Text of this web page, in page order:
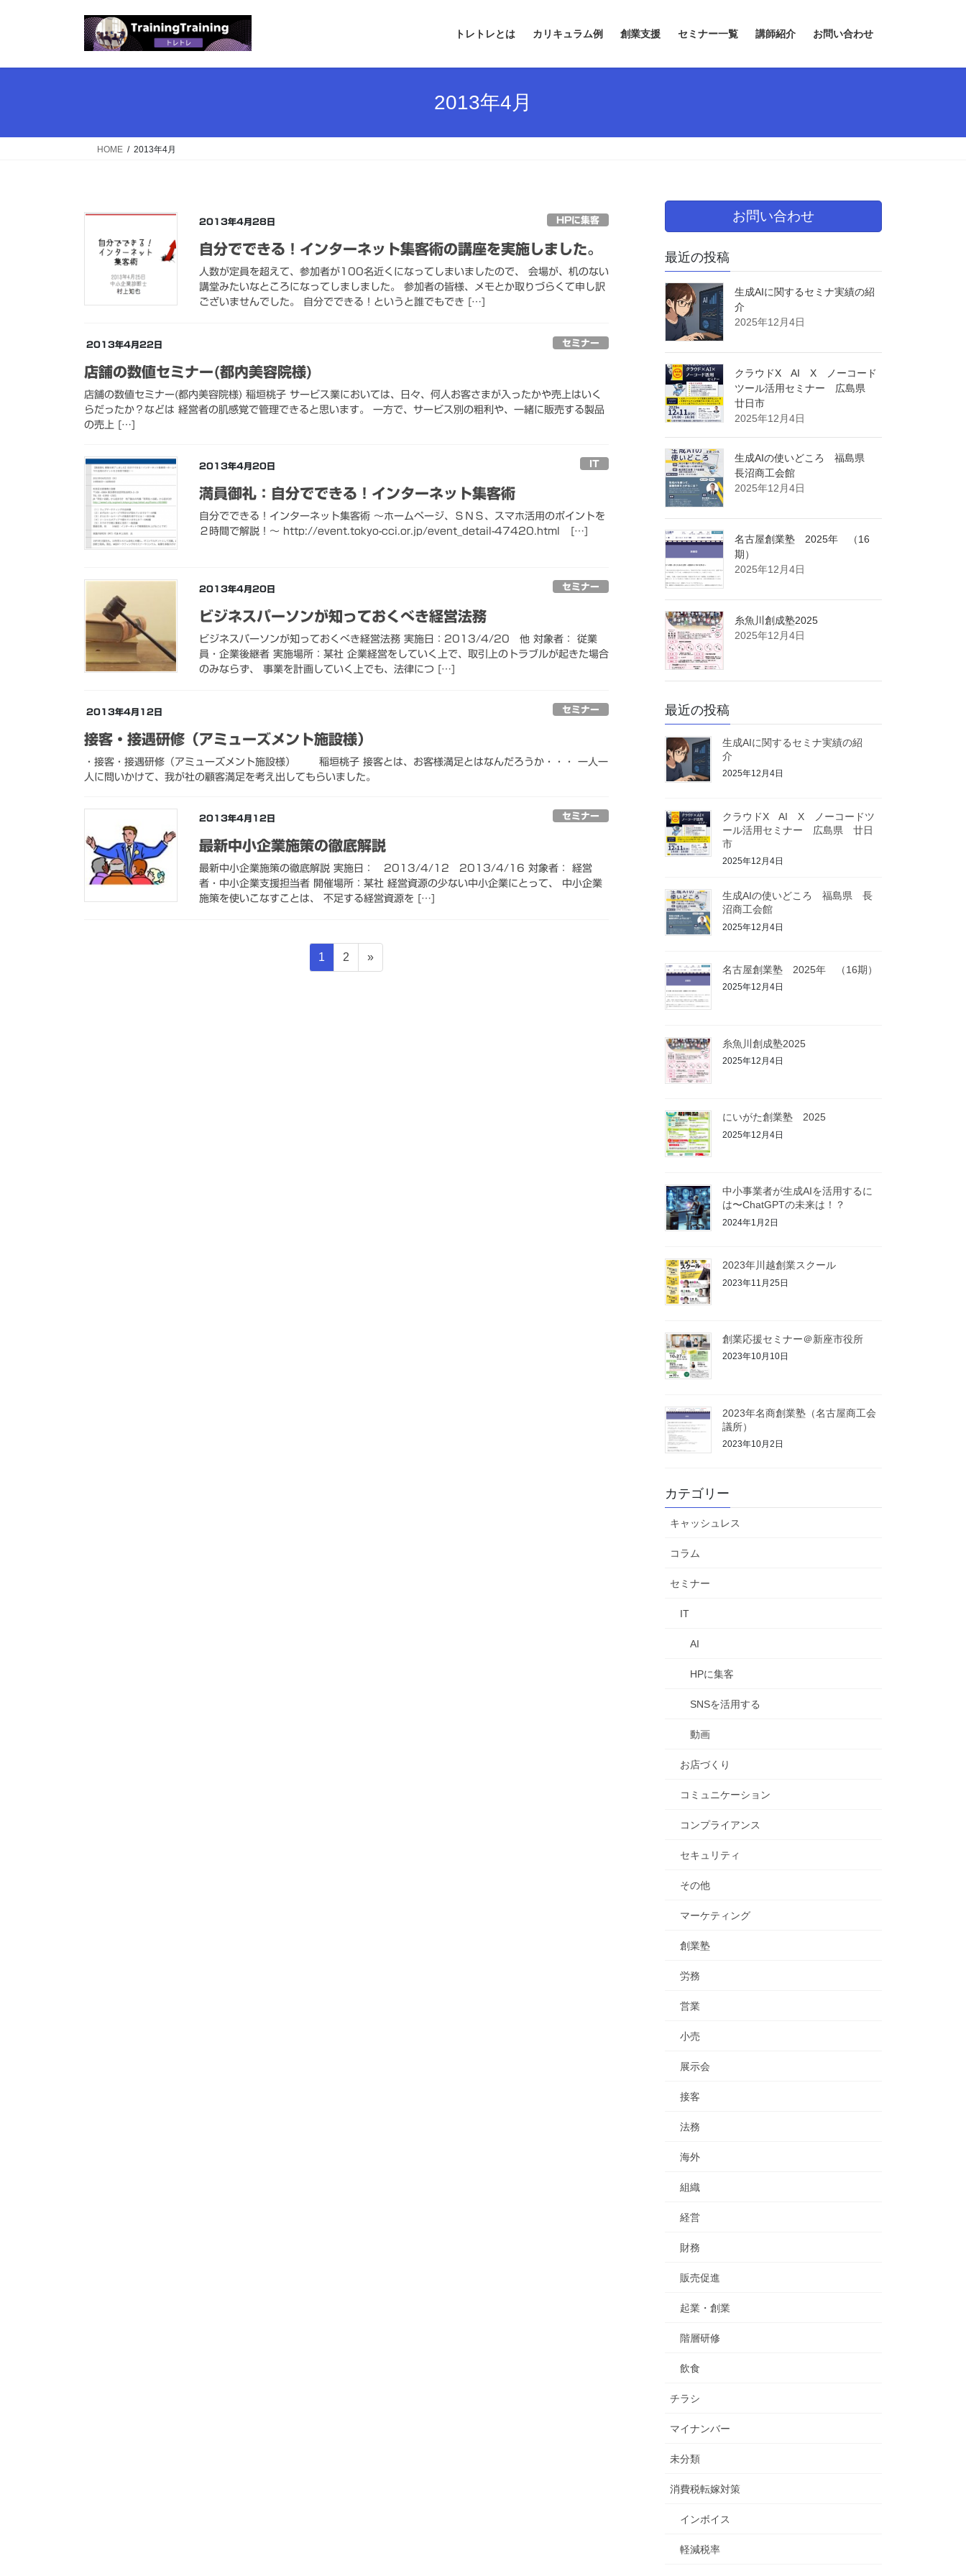
トレトレとは カリキュラム例 創業支援 セミナー一覧 講師紹介 お問い合わせ
2013年4月
HOME 2013年4月
2013年4月28日 HPに集客
自分でできる！インターネット集客術の講座を実施しました。
人数が定員を超えて、参加者が100名近くになってしまいましたので、 会場が、机のない
講堂みたいなところになってしましました。 参加者の皆様、メモとか取りづらくて申し訳
ございませんでした。 自分でできる！というと誰でもでき […]
2013年4月22日 セミナー
店舗の数値セミナー(都内美容院様)
店舗の数値セミナー(都内美容院様) 稲垣桃子 サービス業においては、日々、何人お客さまが入ったかや売上はいく
らだったか？などは 経営者の肌感覚で管理できると思います。 一方で、サービス別の粗利や、一緒に販売する製品
の売上 […]
2013年4月20日 IT
満員御礼：自分でできる！インターネット集客術
自分でできる！インターネット集客術 ～ホームページ、ＳＮＳ、スマホ活用のポイントを
２時間で解説！～ http://event.tokyo-cci.or.jp/event_detail-47420.html […]
2013年4月20日 セミナー
ビジネスパーソンが知っておくべき経営法務
ビジネスパーソンが知っておくべき経営法務 実施日：2013/4/20 他 対象者： 従業
員・企業後継者 実施場所：某社 企業経営をしていく上で、取引上のトラブルが起きた場合
のみならず、 事業を計画していく上でも、法律につ […]
2013年4月12日 セミナー
接客・接遇研修（アミューズメント施設様）
・接客・接遇研修（アミューズメント施設様） 稲垣桃子 接客とは、お客様満足とはなんだろうか・・・ 一人一
人に問いかけて、我が社の顧客満足を考え出してもらいました。
2013年4月12日 セミナー
最新中小企業施策の徹底解説
最新中小企業施策の徹底解説 実施日： 2013/4/12 2013/4/16 対象者： 経営
者・中小企業支援担当者 開催場所：某社 経営資源の少ない中小企業にとって、 中小企業
施策を使いこなすことは、 不足する経営資源を […]
固
定
1
固
定
2 »
お問い合わせ
最近の投稿
生成AIに関するセミナ実績の紹
介
2025年12月4日
クラウドX AI X ノーコード
ツール活用セミナー 広島県
廿日市
2025年12月4日
生成AIの使いどころ 福島県
長沼商工会館
2025年12月4日
名古屋創業塾 2025年 （16
期）
2025年12月4日
糸魚川創成塾2025
2025年12月4日
最近の投稿
生成AIに関するセミナ実績の紹
介
2025年12月4日
クラウドX AI X ノーコードツ
ール活用セミナー 広島県 廿日
市
2025年12月4日
生成AIの使いどころ 福島県 長
沼商工会館
2025年12月4日
名古屋創業塾 2025年 （16期）
2025年12月4日
糸魚川創成塾2025
2025年12月4日
にいがた創業塾 2025
2025年12月4日
中小事業者が生成AIを活用するに
は〜ChatGPTの未来は！？
2024年1月2日
2023年川越創業スクール
2023年11月25日
創業応援セミナー＠新座市役所
2023年10月10日
2023年名商創業塾（名古屋商工会
議所）
2023年10月2日
カテゴリー
キャッシュレス
コラム
セミナー
IT
AI
HPに集客
SNSを活用する
動画
お店づくり
コミュニケーション
コンプライアンス
セキュリティ
その他
マーケティング
創業塾
労務
営業
小売
展示会
接客
法務
海外
組織
経営
財務
販売促進
起業・創業
階層研修
飲食
チラシ
マイナンバー
未分類
消費税転嫁対策
インボイス
軽減税率